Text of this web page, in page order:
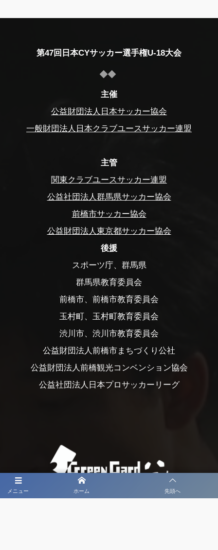
メニュー ホーム 先頭へ
第47回日本CYサッカー選手権U-18大会
主催
公益財団法人日本サッカー協会
一般財団法人日本クラブユースサッカー連盟
主管
関東クラブユースサッカー連盟
公益社団法人群馬県サッカー協会
前橋市サッカー協会
公益財団法人東京都サッカー協会
後援
スポーツ庁、群馬県
群馬県教育委員会
前橋市、前橋市教育委員会
玉村町、玉村町教育委員会
渋川市、渋川市教育委員会
公益財団法人前橋市まちづくり公社
公益財団法人前橋観光コンベンション協会
公益社団法人日本プロサッカーリーグ